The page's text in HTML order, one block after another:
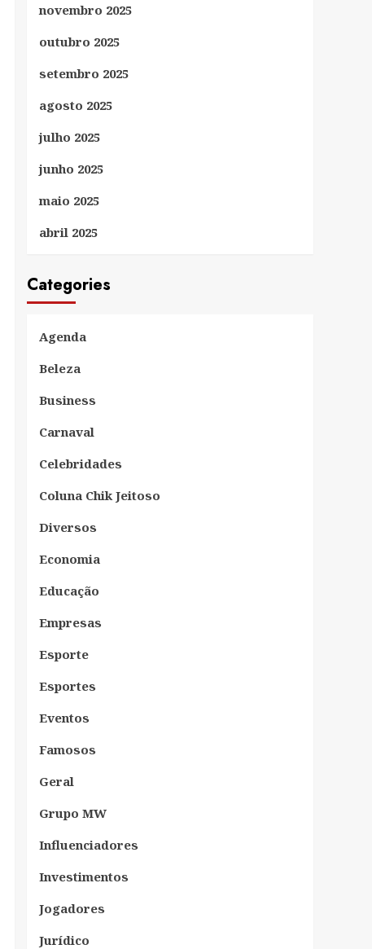
novembro 2025
outubro 2025
setembro 2025
agosto 2025
julho 2025
junho 2025
maio 2025
abril 2025
Categories
Agenda
Beleza
Business
Carnaval
Celebridades
Coluna Chik Jeitoso
Diversos
Economia
Educação
Empresas
Esporte
Esportes
Eventos
Famosos
Geral
Grupo MW
Influenciadores
Investimentos
Jogadores
Jurídico